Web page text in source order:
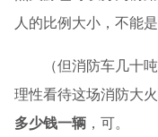
人的比例大小，不能
（但消防车几十
理性看待这场消防大
多少钱一辆 ，可。